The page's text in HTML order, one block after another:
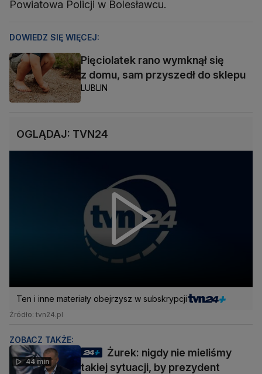
Powiatowa Policji w Bolesławcu.
DOWIEDZ SIĘ WIĘCEJ:
Pięciolatek rano wymknął się
z domu, sam przyszedł do sklepu
LUBLIN
OGLĄDAJ: TVN24
Ten i inne materiały obejrzysz w subskrypcji
Źródło: tvn24.pl
ZOBACZ TAKŻE:
44 min
Żurek: nigdy nie mieliśmy
takiej sytuacji, by prezydent